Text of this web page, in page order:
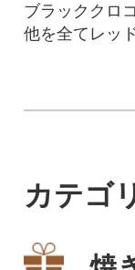
ブラッククロ
他を全てレッ
カテゴ